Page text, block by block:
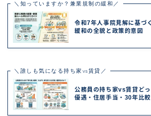
＼知っていますか？兼業規制の緩和／
令和7年人事院見解に基づ
緩和の全貌と政策的意図
＼誰しも気になる持ち家vs賃貸／
公務員の持ち家vs賃貸ど
優遇・住居手当・30年比